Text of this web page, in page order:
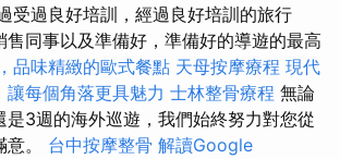
受過良好培訓，經過良好培訓的旅行
售同事以及準備好，準備好的導遊的最高
品味精緻的歐式餐點 天母按摩療程 現代
讓每個角落更具魅力 士林整骨療程 無論
是3週的海外巡遊，我們始終努力對您從
。 台中按摩整骨 解讀Google